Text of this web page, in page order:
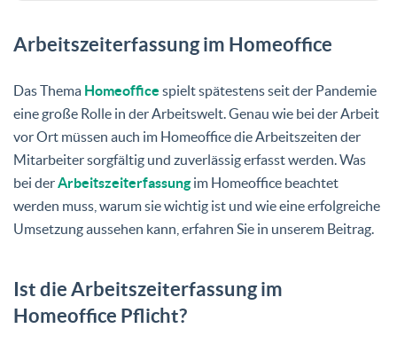
Arbeitszeiterfassung im Homeoffice
Das Thema Homeoffice spielt spätestens seit der Pandemie
eine große Rolle in der Arbeitswelt. Genau wie bei der Arbeit
vor Ort müssen auch im Homeoffice die Arbeitszeiten der
Mitarbeiter sorgfältig und zuverlässig erfasst werden. Was
bei derArbeitszeiterfassungim Homeoffice beachtet
werden muss, warum sie wichtig ist und wie eine erfolgreiche
Umsetzung aussehen kann, erfahren Sie in unserem Beitrag.
Ist die Arbeitszeiterfassung im
Homeoffice Pflicht?